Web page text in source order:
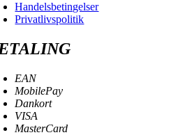
Handelsbetingelser
Privatlivspolitik
EAN
MobilePay
Dankort
VISA
MasterCard